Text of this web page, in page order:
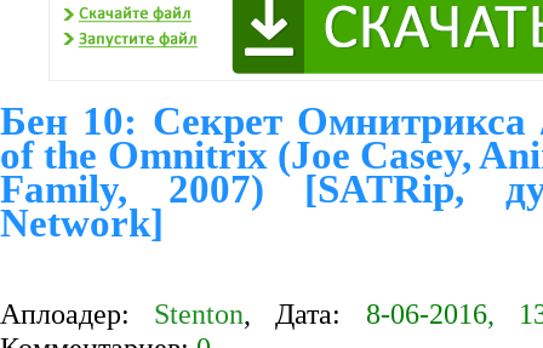
Бен 10: Cекрет Омнитрикса
of the Omnitrix (Joe Casey,
Family, 2007) [SATRip,
Network]
Аплоадер: Stenton, Дата:
8-06-2016,